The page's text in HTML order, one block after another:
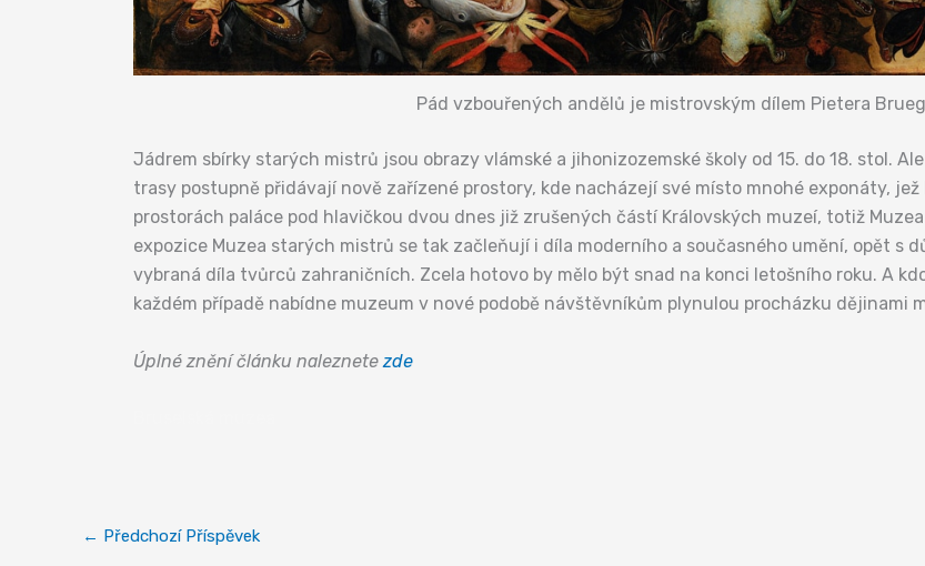
Pád vzbouřených andělů je mistrovským dílem Pietera
Jádrem sbírky starých mistrů jsou obrazy vlámské a jihonizozemské školy od 15. do 18. stol.
trasy postupně přidávají nově zařízené prostory, kde nacházejí své místo mnohé exponáty,
prostorách paláce pod hlavičkou dvou dnes již zrušených částí Královských muzeí, totiž
expozice Muzea starých mistrů se tak začleňují i díla moderního a současného umění, opět s
vybraná díla tvůrců zahraničních. Zcela hotovo by mělo být snad na konci letošního roku. A
každém případě nabídne muzeum v nové podobě návštěvníkům plynulou procházku dějinami
Úplné znění článku naleznete zde
← Předchozí Příspěvek